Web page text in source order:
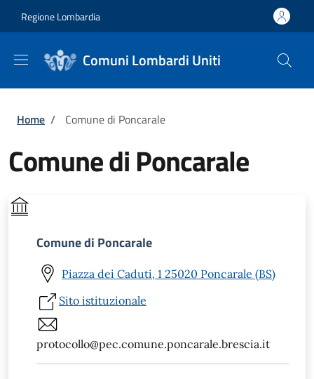
Regione Lombardia
Comuni Lombardi Uniti
Briciole di pane
Home / Comune di Poncarale
Comune di Poncarale
Comune di Poncarale
Piazza dei Caduti, 1 25020 Poncarale (BS)
Sito istituzionale
protocollo@pec.comune.poncarale.brescia.it